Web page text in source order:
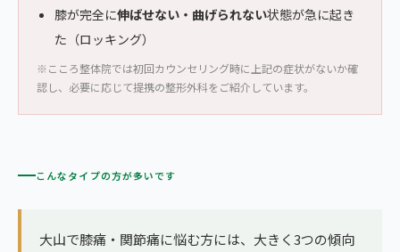
膝が完全に伸ばせない・曲げられない状態が急に起き
た（ロッキング）
※こころ整体院では初回カウンセリング時に上記の症状がないか確
認し、必要に応じて提携の整形外科をご紹介しています。
こんなタイプの方が多いです
大山で膝痛・関節痛に悩む方には、大きく3つの傾向